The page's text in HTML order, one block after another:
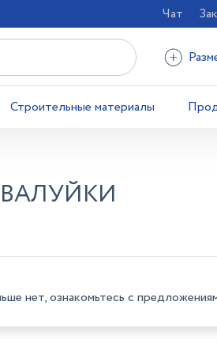
Чат
Строительные материалы
нет, ознакомьтесь с